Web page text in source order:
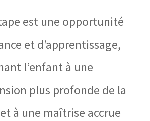
est une opportunité
et d’apprentissage,
l’enfant à une
plus profonde de la
à une maîtrise accrue